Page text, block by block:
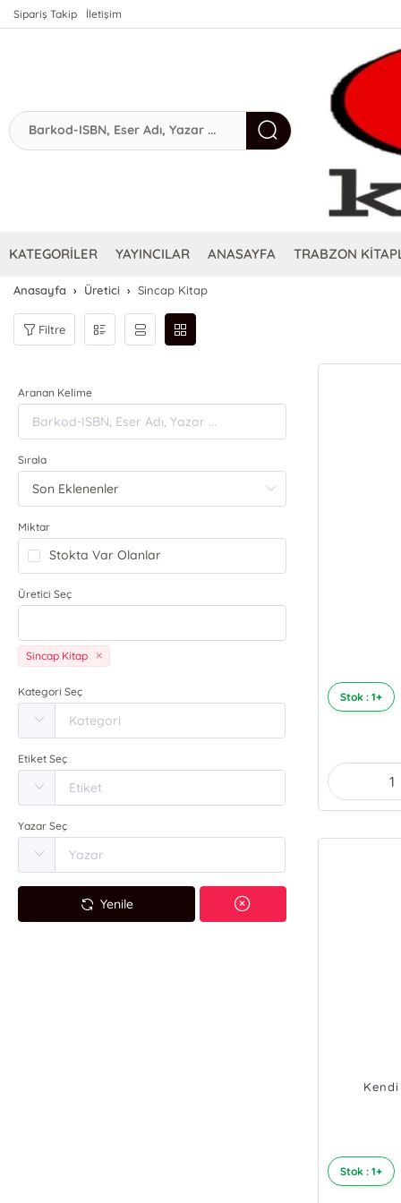
Sipariş Takip İletişim
KATEGORİLER YAYINCILAR ANASAYFA TRABZON
Anasayfa Üretici Sincap Kitap
Filtre
Aranan Kelime
Sırala
Miktar
Stokta Var Olanlar
Üretici Seç
Sincap Kitap
Kategori Seç
Etiket Seç
Yazar Seç
Yenile
Stok : 1+
Stok : 1+